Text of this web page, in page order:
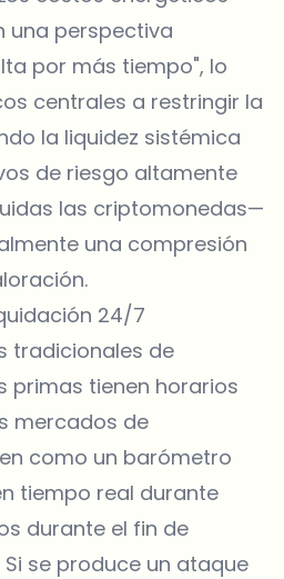
una perspectiva
por más tiempo", lo
centrales a restringir la
la liquidez sistémica
de riesgo altamente
las criptomonedas—
una compresión
24/7
tradicionales de
primas tienen horarios
mercados de
como un barómetro
tiempo real durante
durante el fin de
se produce un ataque